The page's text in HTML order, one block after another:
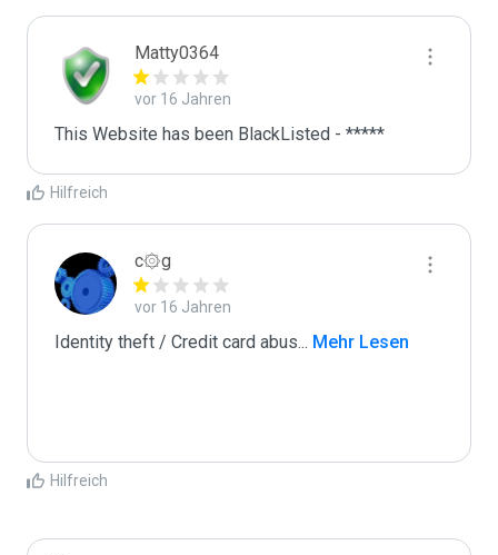
Matty0364
vor 16 Jahren
This Website has been BlackListed - *****
Hilfreich
c۞g
vor 16 Jahren
Identity theft / Credit card abus... Mehr Lesen
Hilfreich